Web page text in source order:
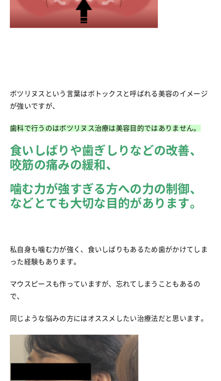
ボツリヌスという言葉はボトックスと呼ばれる美容のイメージ
が強いですが、
歯科で行うのはボツリヌス治療は美容目的ではありません。
食いしばりや歯ぎしりなどの改善、
咬筋の痛みの緩和、
噛む力が強すぎる方への力の制御、
などとても大切な目的があります。
私自身も噛む力が強く、食いしばりもあるため歯がかけてしま
った経験もあります。
マウスピースも作っていますが、忘れてしまうこともあるの
で、
同じような悩みの方にはオススメしたい治療法だと思います。